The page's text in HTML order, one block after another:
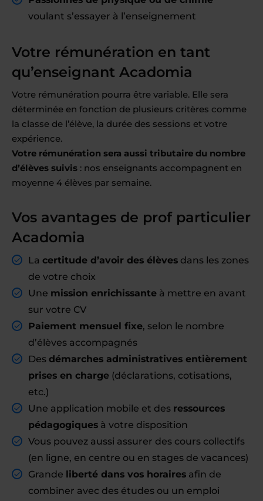
voulant s’essayer à l’enseignement
Votre rémunération en tant
qu’enseignant Acadomia
Votre rémunération pourra être variable. Elle sera
déterminée en fonction de plusieurs critères comme
la classe de l’élève, la durée des sessions et votre
expérience.
Votre rémunération sera aussi tributaire du nombre
d’élèves suivis : nos enseignants accompagnent en
moyenne 4 élèves par semaine.
Vos avantages de prof particulier
Acadomia
La certitude d’avoir des élèves dans les zones
de votre choix
Une mission enrichissante à mettre en avant
sur votre CV
Paiement mensuel fixe, selon le nombre
d’élèves accompagnés
Des démarches administratives entièrement
prises en charge (déclarations, cotisations,
etc.)
Une application mobile et des ressources
pédagogiques à votre disposition
Vous pouvez aussi assurer des cours collectifs
(en ligne, en centre ou en stages de vacances)
Grande liberté dans vos horaires afin de
combiner avec des études ou un emploi